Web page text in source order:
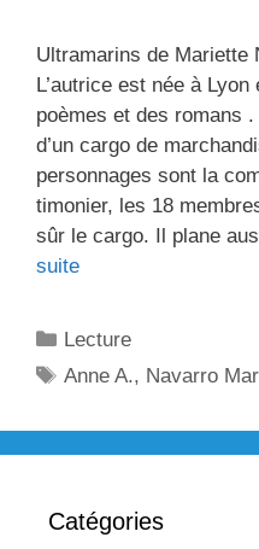
Ultramarins de Mariette
L’autrice est née à
poèmes et des romans
d’un cargo de
personnages sont la
timonier, les 18
sûr le cargo. Il plane
suite
Catégories
Lecture
Étiquettes
Anne A., Navarro
Catégories